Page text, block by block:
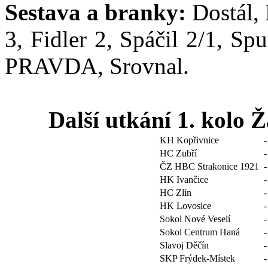
Sestava a branky: Dostál,
3, Fidler 2, Spáčil 2/1,
PRAVDA, Srovnal.
Další utkání 1. kolo
KH Kopřivnice
HC Zubří
ČZ HBC Strakonice 1921
HK Ivančice
HC Zlín
HK Lovosice
Sokol Nové Veselí
Sokol Centrum Haná
Slavoj Děčín
SKP Frýdek-Místek